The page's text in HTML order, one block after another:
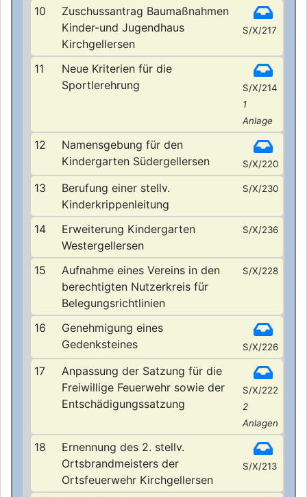
10
Zuschussantrag Baumaßnahmen
Kinder-und Jugendhaus
Kirchgellersen
S/X/217
11
Neue Kriterien für die
Sportlerehrung
S/X/214
1
Anlage
12
Namensgebung für den
Kindergarten Südergellersen
S/X/220
13
Berufung einer stellv.
Kinderkrippenleitung
S/X/230
14
Erweiterung Kindergarten
Westergellersen
S/X/236
15
Aufnahme eines Vereins in den
berechtigten Nutzerkreis für
Belegungsrichtlinien
S/X/228
16
Genehmigung eines
Gedenksteines
S/X/226
17
Anpassung der Satzung für die
Freiwillige Feuerwehr sowie der
Entschädigungssatzung
S/X/222
2
Anlagen
18
Ernennung des 2. stellv.
Ortsbrandmeisters der
Ortsfeuerwehr Kirchgellersen
S/X/213